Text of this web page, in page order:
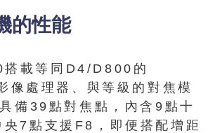
的性能
載等同D4/D800的
像處理器、與等級的對焦模
備39點對焦點，內含9點十
央7點支援F8，即便搭配增距